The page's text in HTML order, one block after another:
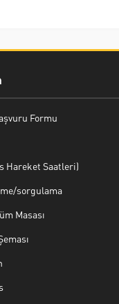
Formu
Hareket Saatleri)
sorgulama
Masası